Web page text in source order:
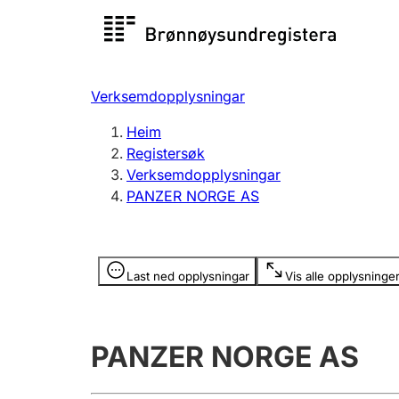
Registersøk
Registrere, endre, slette
Verksemdopplysningar
Heim
Registersøk
Verksemdopplysningar
PANZER NORGE AS
Last ned opplysningar Vis alle opplysninger
Opplysninger er skjult
PANZER NORGE AS